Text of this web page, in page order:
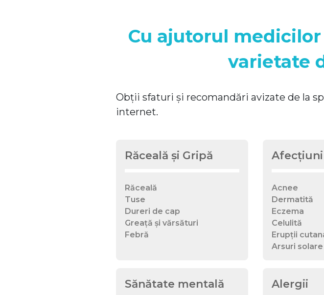
Cu ajutorul
varietate
Obții sfaturi și recomandări avizate de la
internet.
Răceală și Gripă
Răceală
Tuse
Dureri de cap
Greață și vărsături
Febră
Acnee
Dermatită
Eczema
Celulită
Erupții
Arsuri solare
Sănătate mentală Alergii